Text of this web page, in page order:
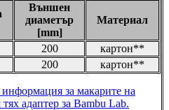
Външен
диаметър
[mm]
Материал
200
картон**
200 картон**
за макарите на
адаптер за Bambu Lab.